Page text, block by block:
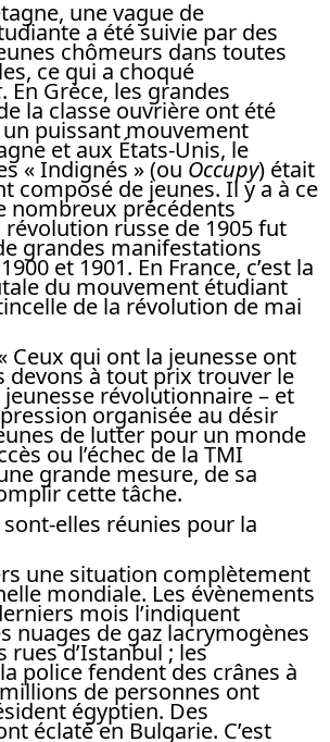
une vague de
a été suivie par des
chômeurs dans toutes
ce qui a choqué
. En Grèce, les grandes
la classe ouvrière ont été
puissant mouvement
et aux États-Unis, le
« Indignés » (ou Occupy) était
composé de jeunes. Il y a à ce
nombreux précédents
russe de 1905 fut
grandes manifestations
et 1901. En France, c’est la
du mouvement étudiant
de la révolution de mai
Ceux qui ont la jeunesse ont
devons à tout prix trouver le
révolutionnaire – et
organisée au désir
de lutter pour un monde
ou l’échec de la TMI
grande mesure, de sa
cette tâche.
elles réunies pour la
une situation complètement
mondiale. Les évènements
mois l’indiquent
nuages de gaz lacrymogènes
rues d’Istanbul ; les
police fendent des crânes à
de personnes ont
égyptien. Des
éclaté en Bulgarie. C’est